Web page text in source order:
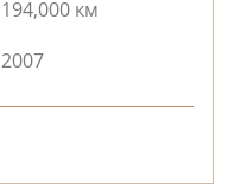
194,000 км
2007